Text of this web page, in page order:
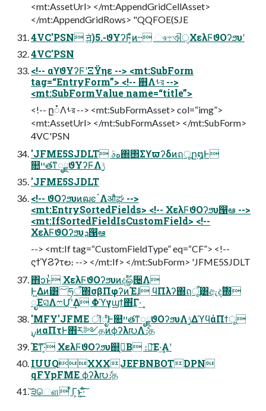
<mt:AssetUrl> </mt:AppendGridCellAsset>
</mt:AppendGridRows> "QQFOE(SJE
4VC'PSN ॻ͍ͨ)5.-ϑΥʔϜ͕ͦͷ·· ෳ߹ଐੑΧελϜϑΟʔϧυʹ
4VC'PSN
<!-- αϒϑΥʔϜʹΞΫηε --> <mt:SubForm
tag=“EntryForm”> <!-- ஋Λࢀর -->
<mt:SubFormValue name=“title”>
<!-- ը૾Λࢀর --> <mt:SubFormAsset> col=“img”>
<mt:AssetUrl> </mt:SubFormAsset> </mt:SubForm>
4VC'PSN
'JFME5SJDLT هࣄ΍΢Σϒϖʔδͷฤूը໘Ͱ
௚ײతͳೖྗϑΥʔϜΛ࣮ݱ
'JFME5SJDLT
<!-- ϑΟʔϧυͷฒͼॱΛऔಘ -->
<mt:EntrySortedFields> <!-- ΧελϜϑΟʔϧυ൑ఆ -->
<mt:IfSortedFieldIsCustomField> <!--
ΧελϜϑΟʔϧυܕ൑ఆ
--> <mt:If tag=“CustomFieldType” eq=“CF”> <!--
ςϯϓϨʔτల։ --> </mt:If> </mt:SubForm> 'JFME5SJDLT
΋͏ͻͱͭ ΧελϜϑΟʔϧυͷදࣔௐ੔Λ
Ͱ͖Δͷ͸؅ཧऀ΍σβΠφʔͷΈɺ ϥΠλʔ΍ฤूऀ͸ඇදࣔ΍
ೖΕସ͑ΛෆՄʹ͢Δ Φϓγϣϯ΋͋Γ·͢
'MFY'JFME ॊೈͰ௚ײతͳೖྗϑΟʔϧυΛ࣮ݱ͢ΔϓϥάΠϯू
࣮ࡍͷαΠτͰ΋ར༻தͷϕʔλ൛Λެ։த
Έͳ͞·͕ ΧελϜϑΟʔϧυ஍ࠈ͔Β ։์͞Ε·͢Α͏ʹ
IUUQXXXJEFBNBOTDPN
qFYpFME ϕʔλ൛ެ։த
͝੩ௌ ͋Γ͕ͱ͏͍͟͝·ͨ͠